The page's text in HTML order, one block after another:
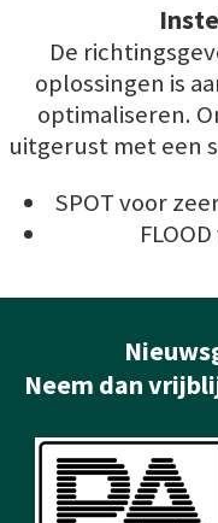
De
oplossingen is
optimaliseren.
uitgerust met een
SPOT voor
Neem dan